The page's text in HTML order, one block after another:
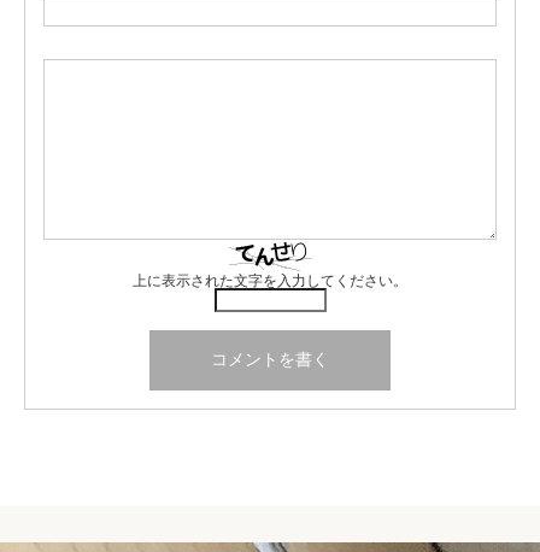
上に表示された文字を入力してください。